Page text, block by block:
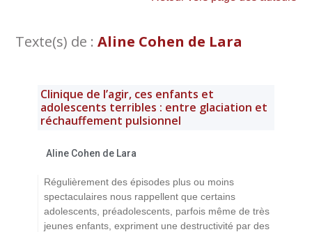
Texte(s) de : Aline Cohen de Lara
Clinique de l’agir, ces enfants et
adolescents terribles : entre glaciation et
réchauffement pulsionnel
Aline Cohen de Lara
Régulièrement des épisodes plus ou moins
spectaculaires nous rappellent que certains
adolescents, préadolescents, parfois même de très
jeunes enfants, expriment une destructivité par des